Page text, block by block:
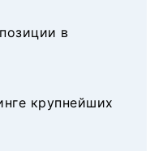
в
крупнейших